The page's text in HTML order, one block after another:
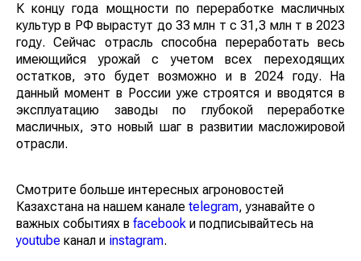
К концу года мощности по переработке масличных
культур в РФ вырастут до 33 млн т с 31,3 млн т в 2023
году. Сейчас отрасль способна переработать весь
имеющийся урожай с учетом всех переходящих
остатков, это будет возможно и в 2024 году. На
данный момент в России уже строятся и вводятся в
эксплуатацию заводы по глубокой переработке
масличных, это новый шаг в развитии масложировой
отрасли.
Смотрите больше интересных агроновостей
Казахстана на нашем канале telegram, узнавайте о
важных событиях в facebook и подписывайтесь на
youtube канал и instagram.